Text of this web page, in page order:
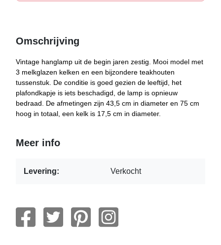
Omschrijving
Vintage hanglamp uit de begin jaren zestig. Mooi model met
3 melkglazen kelken en een bijzondere teakhouten
tussenstuk. De conditie is goed gezien de leeftijd, het
plafondkapje is iets beschadigd, de lamp is opnieuw
bedraad. De afmetingen zijn 43,5 cm in diameter en 75 cm
hoog in totaal, een kelk is 17,5 cm in diameter.
Meer info
Levering: Verkocht